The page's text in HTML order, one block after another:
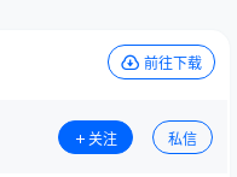
前往下载
关注 私信